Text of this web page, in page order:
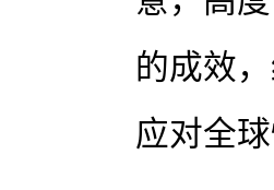
的成效
应对全